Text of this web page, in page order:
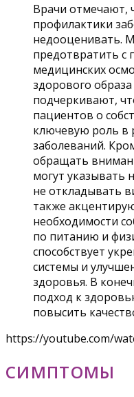
Врачи отмечают,
профилактики
недооценивать.
предотвратить
медицинских
здорового
подчеркивают,
пациентов о
ключевую роль в
заболеваний.
обращать
могут указывать
не откладывать
также
необходимости
по питанию и
способствует
системы и
здоровья. В
подход к
повысить
https://youtube.com/
СИМПТОМЫ